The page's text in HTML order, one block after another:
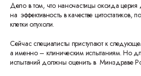
Дело в том, что наночастицы оксида церия
на эффективность в качестве
клетки опухоли.
Сейчас специалисты приступают к
а именно – клиническим испытаниям. Но
испытаний должны оценить в Минздраве